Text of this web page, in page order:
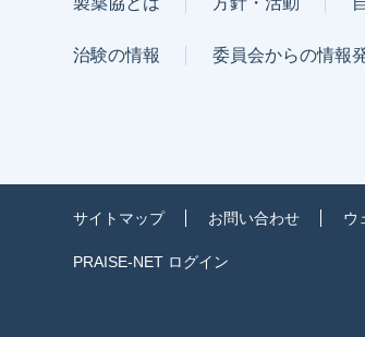
治験の情報 委員会からの情報
サイトマップ お問い合わせ ウ
PRAISE-NET ログイン